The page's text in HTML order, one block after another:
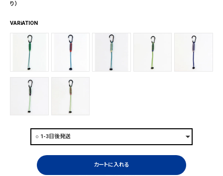
り）
VARiATION
カートに入れる